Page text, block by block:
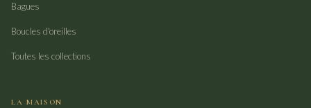
Bagues
Boucles d'oreilles
Toutes les collections
LA MAISON